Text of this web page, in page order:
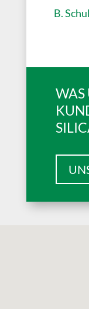
B.
WAS